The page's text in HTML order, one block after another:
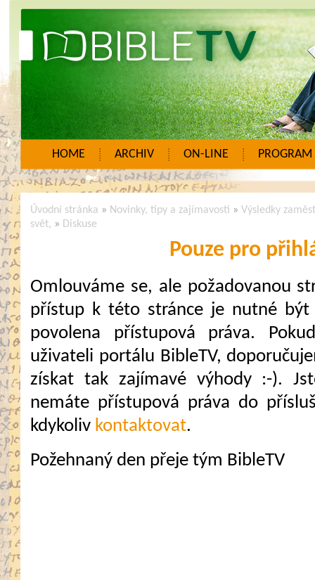
HOME ARCHIV ON-LINE PROGRAM
Úvodní stránka » Novinky, tipy a zajímavosti » Výsledky
svět, » Diskuse
Pouze pro
Omlouváme se, ale požadovanou
přístup k této stránce je nutné
povolena přístupová práva.
uživateli portálu BibleTV,
získat tak zajímavé výhody :-).
nemáte přístupová práva do
kdykoliv kontaktovat.
Požehnaný den přeje tým BibleTV